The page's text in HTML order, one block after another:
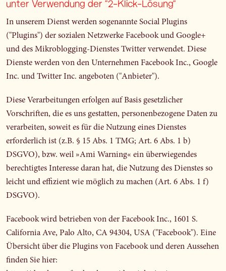
unter Verwendung der "2-Klick-Lösung"
In unserem Dienst werden sogenannte Social Plugins
("Plugins") der sozialen Netzwerke Facebook und Google+
und des Mikroblogging-Dienstes Twitter verwendet. Diese
Dienste werden von den Unternehmen Facebook Inc., Google
Inc. und Twitter Inc. angeboten ("Anbieter").
Diese Verarbeitungen erfolgen auf Basis gesetzlicher
Vorschriften, die es uns gestatten, personenbezogene Daten zu
verarbeiten, soweit es für die Nutzung eines Dienstes
erforderlich ist (z.B. § 15 Abs. 1 TMG; Art. 6 Abs. 1 b)
DSGVO), bzw. weil »Ami Warning« ein überwiegendes
berechtigtes Interesse daran hat, die Nutzung des Dienstes so
leicht und effizient wie möglich zu machen (Art. 6 Abs. 1 f)
DSGVO).
Facebook wird betrieben von der Facebook Inc., 1601 S.
California Ave, Palo Alto, CA 94304, USA ("Facebook"). Eine
Übersicht über die Plugins von Facebook und deren Aussehen
finden Sie hier: